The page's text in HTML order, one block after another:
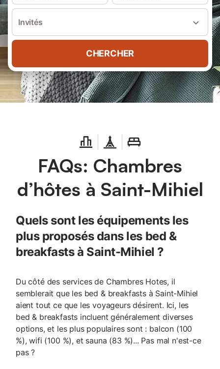
Invités
CHERCHER
FAQs: Chambres
d’hôtes à Saint-Mihiel
Quels sont les équipements les
plus proposés dans les bed &
breakfasts à Saint-Mihiel ?
Du côté des services de Chambres Hotes, il
semblerait que les bed & breakfasts à Saint-Mihiel
aient tout ce que les voyageurs désirent. Ici, les
bed & breakfasts incluent généralement diverses
options, et les plus populaires sont : balcon (100
%), wifi (100 %), et sauna (83 %)... Pas mal n'est-ce
pas ?